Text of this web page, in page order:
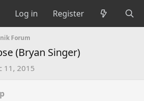
Log in Register
Forum
(Bryan Singer)
11, 2015